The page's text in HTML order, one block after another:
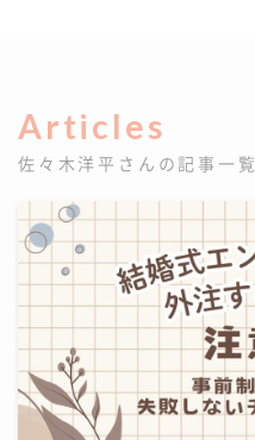
Articles
佐々木洋平さんの記事一覧